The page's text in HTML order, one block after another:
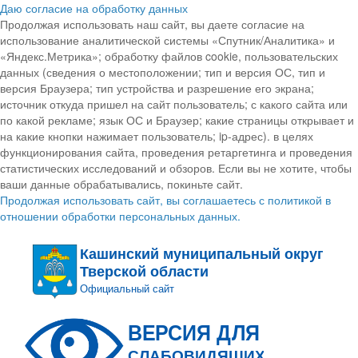
Даю согласие на обработку данных
Продолжая использовать наш сайт, вы даете согласие на
использование аналитической системы «Спутник/Аналитика» и
«Яндекс.Метрика»; обработку файлов cookie, пользовательских
данных (сведения о местоположении; тип и версия ОС, тип и
версия Браузера; тип устройства и разрешение его экрана;
источник откуда пришел на сайт пользователь; с какого сайта или
по какой рекламе; язык ОС и Браузер; какие страницы открывает и
на какие кнопки нажимает пользователь; ip-адрес). в целях
функционирования сайта, проведения ретаргетинга и проведения
статистических исследований и обзоров. Если вы не хотите, чтобы
ваши данные обрабатывались, покиньте сайт.
Продолжая использовать сайт, вы соглашаетесь с политикой в
отношении обработки персональных данных.